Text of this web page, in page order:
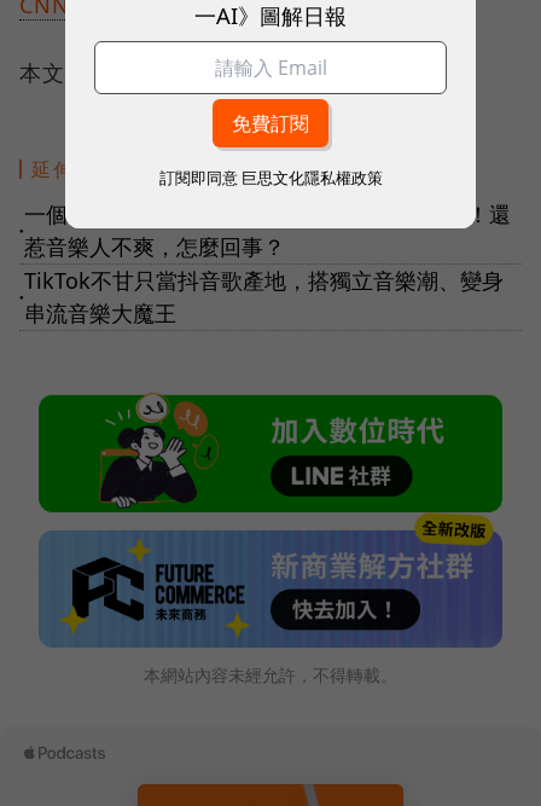
本文授權轉載自： 創業小聚
延伸閱讀
●
一個「白噪音」，竟讓Spotify一年少賺12億元！還
惹音樂人不爽，怎麼回事？
●
TikTok不甘只當抖音歌產地，搭獨立音樂潮、變身
串流音樂大魔王
本網站內容未經允許，不得轉載。
一AI》圖解日報
訂閱即同意 巨思文化隱私權政策